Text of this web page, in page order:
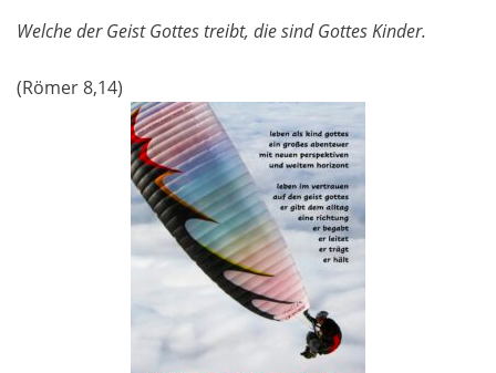
Welche der Geist Gottes treibt, die sind Gottes Kinder.
(Römer 8,14)